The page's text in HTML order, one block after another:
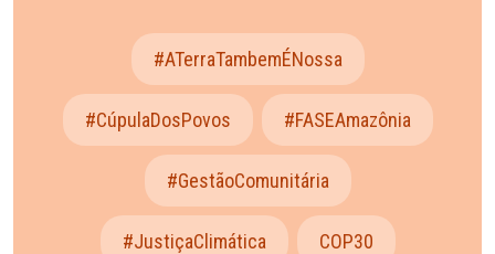
#ATerraTambemÉNossa
#CúpulaDosPovos #FASEAmazônia
#GestãoComunitária
#JustiçaClimática COP30